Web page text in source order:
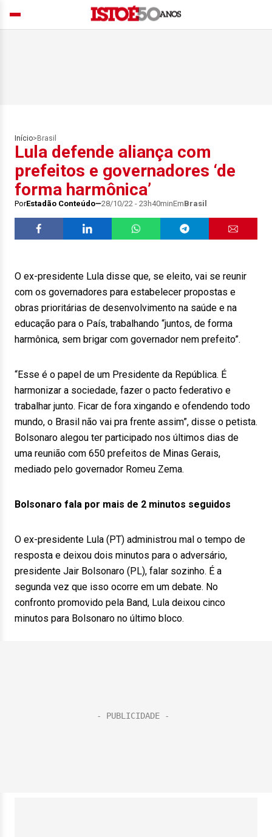
Início> Brasil
Lula defende aliança com
prefeitos e governadores ‘de
forma harmônica’
PorEstadão Conteúdo 28/10/22 - 23h40minEmBrasil
O ex-presidente Lula disse que, se eleito, vai se reunir
com os governadores para estabelecer propostas e
obras prioritárias de desenvolvimento na saúde e na
educação para o País, trabalhando “juntos, de forma
harmônica, sem brigar com governador nem prefeito”.
“Esse é o papel de um Presidente da República. É
harmonizar a sociedade, fazer o pacto federativo e
trabalhar junto. Ficar de fora xingando e ofendendo todo
mundo, o Brasil não vai pra frente assim”, disse o petista.
Bolsonaro alegou ter participado nos últimos dias de
uma reunião com 650 prefeitos de Minas Gerais,
mediado pelo governador Romeu Zema.
Bolsonaro fala por mais de 2 minutos seguidos
O ex-presidente Lula (PT) administrou mal o tempo de
resposta e deixou dois minutos para o adversário,
presidente Jair Bolsonaro (PL), falar sozinho. É a
segunda vez que isso ocorre em um debate. No
confronto promovido pela Band, Lula deixou cinco
minutos para Bolsonaro no último bloco.